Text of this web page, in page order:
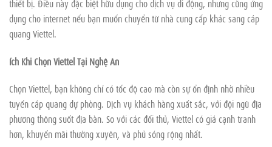
thiết bị. Điều này đặc biệt hữu dụng cho dịch vụ di động, nhưng cũng ứng
dụng cho internet nếu bạn muốn chuyển từ nhà cung cấp khác sang cáp
quang Viettel.
ích Khi Chọn Viettel Tại Nghệ An
Chọn Viettel, bạn không chỉ có tốc độ cao mà còn sự ổn định nhờ nhiều
tuyến cáp quang dự phòng. Dịch vụ khách hàng xuất sắc, với đội ngũ địa
phương thông suốt địa bàn. So với các đối thủ, Viettel có giá cạnh tranh
hơn, khuyến mãi thường xuyên, và phủ sóng rộng nhất.